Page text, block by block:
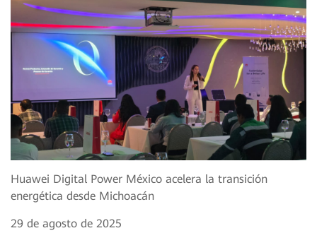
Huawei Digital Power México acelera la transición
energética desde Michoacán
29 de agosto de 2025